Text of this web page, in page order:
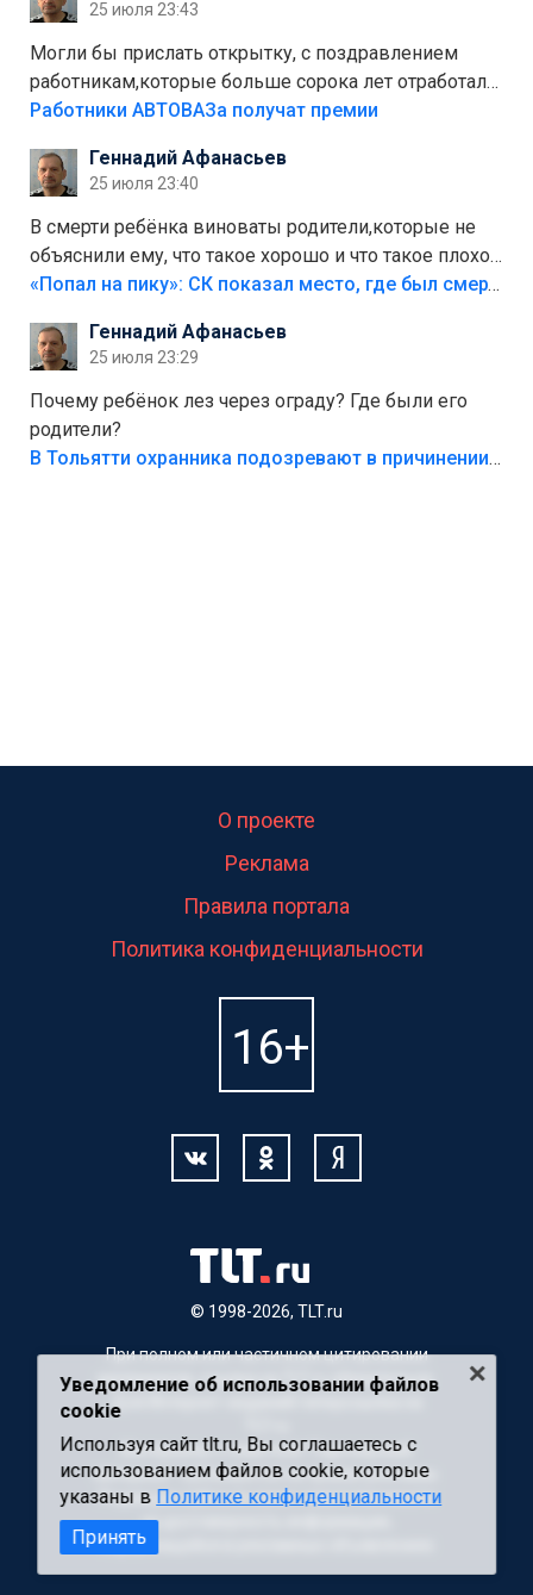
25 июля 23:43
Могли бы прислать открытку, с поздравлением
работникам,которые больше сорока лет отработали
на предприятии.
Работники АВТОВАЗа получат премии
Геннадий Афанасьев
25 июля 23:40
В смерти ребёнка виноваты родители,которые не
объяснили ему, что такое хорошо и что такое плохо!
Лезть через такой забор,верх безумия,есть же
свою судьбу.
«Попал на пику»: СК показал место, где был смертельно травмирован ребенок в Тольятти
Геннадий Афанасьев
25 июля 23:29
Почему ребёнок лез через ограду? Где были его
родители?
В Тольятти охранника подозревают в причинении смерти ребенку
© 1998-2026, TLT.ru
О проекте
Реклама
Правила портала
Политика конфиденциальности
При полном или частичном цитировании
материалов, ссылка на TLT.ru обязательна.
Для Интернет-изданий гиперссылка на
Материалы с пометкой "Партнерский
материал" публикуются на правах рекламы.
Редакция сайта не несет ответственности
за достоверность информации,
содержащейся в рекламных объявлениях
Уведомление об использовании файлов
cookie
Используя сайт tlt.ru, Вы соглашаетесь с
использованием файлов cookie, которые
указаны в Политике конфиденциальности
Принять